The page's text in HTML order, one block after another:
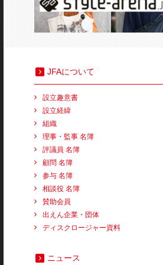
JFAについて
設立趣意書
設立経緯
組織
理事・監事 名簿
評議員 名簿
顧問 名簿
参与 名簿
相談役 名簿
賛助会員
出えん企業・団体
ディスクロージャー資料
ニュース